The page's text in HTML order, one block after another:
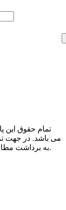
تمام حقوق این
می باشد. در جهت
به برداشت مطالب و تصاویر [به جز مصارف تجاری] وجود ندارد.